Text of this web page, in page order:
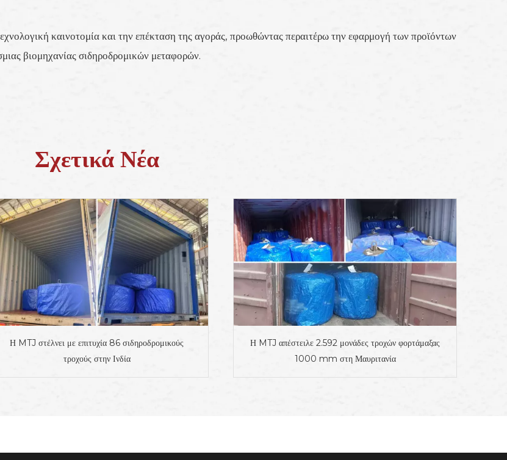
καινοτομία και την επέκταση της αγοράς, προωθώντας περαιτέρω την εφαρμογή των προϊόντων
βιομηχανίας σιδηροδρομικών μεταφορών.
Σχετικά Νέα
Η MTJ στέλνει με επιτυχία 86 σιδηροδρομικούς
τροχούς στην Ινδία
Η MTJ απέστειλε 2.592 μονάδες τροχών φορτάμαξας
1000 mm στη Μαυριτανία